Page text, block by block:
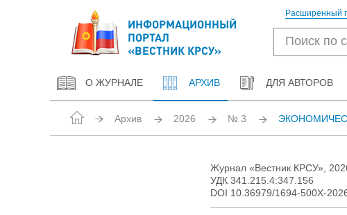
ИНФОРМАЦИОННЫЙ
ПОРТАЛ
«ВЕСТНИК КРСУ»
Расширенный
О ЖУРНАЛЕ АРХИВ ДЛЯ АВТОРОВ
Архив 2026 № 3
Журнал «Вестник КРСУ»,
УДК 341.215.4:347.156
DOI 10.36979/1694-500X-